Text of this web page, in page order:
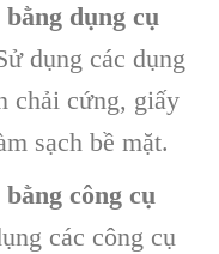
dụng cụ
dụng các dụng
chải cứng, giấy
sạch bề mặt.
công cụ
các công cụ